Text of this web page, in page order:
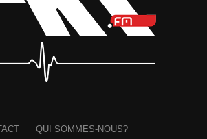
aux sonorités modernes, livrant un
confirme sa direction artistique. Sans
MEA
les mélomanes.
QUI SOMMES-NOUS?